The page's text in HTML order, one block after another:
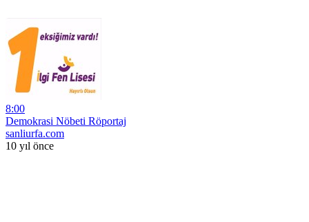
8:00
Demokrasi Nöbeti Röportaj
sanliurfa.com
10 yıl önce